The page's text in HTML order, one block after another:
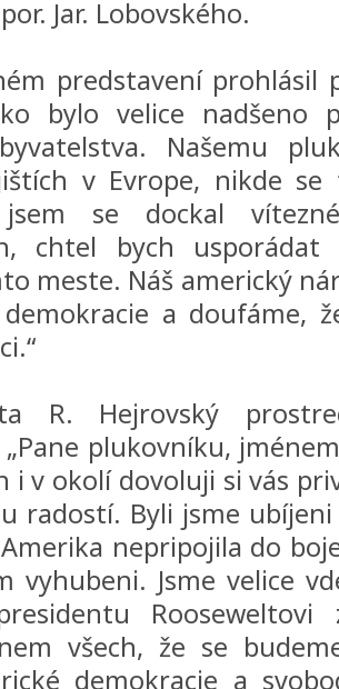
Jar. Lobovského.
predstavení prohlásil
bylo velice nadšeno
Našemu
v Evrope, nikde
jsem se dockal
chtel bych usporádat
meste. Náš americký
a doufáme,
R. Hejrovský
plukovníku,
i v okolí dovoluji si vás
radostí. Byli jsme
nepripojila do
vyhubeni. Jsme velice
Rooseweltovi
všech, že se
demokracie a